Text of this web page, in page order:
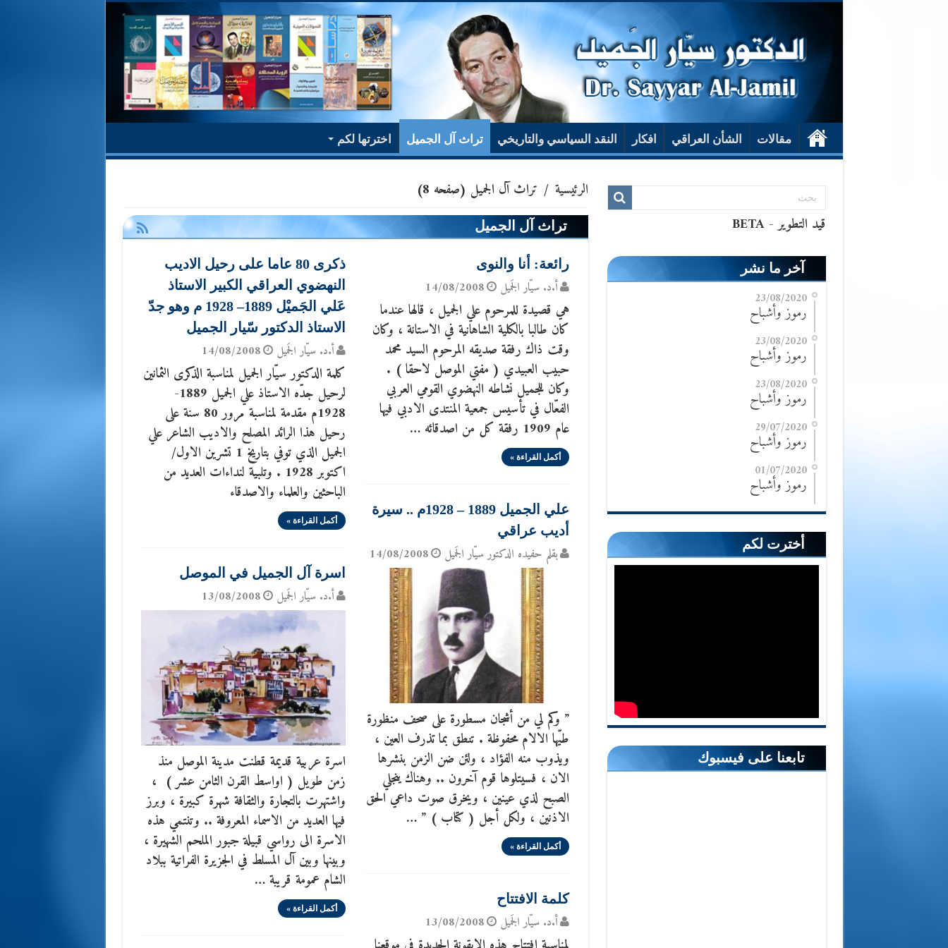
مقالات الشأن العراقي افكار النقد السياسي والتاريخي تراث آل الجميل اخترتها لكم
الرئيسية / تراث آل الجميل (صفحه 8)
تراث آل الجميل
رائعة: أنا والنوى
أ.د. سيّار الجَميل 14/08/2008
هي قصيدة للمرحوم علي الجميل ، قالها عندما
كان طالبا بالكلية الشاهانية في الاستانة ، وكان
وقت ذاك رفقة صديقه المرحوم السيد محمد
حبيب العبيدي ( مفتي الموصل لاحقا ) .
وكان للجميل نشاطه النهضوي القومي العربي
الفعّال في تأسيس جمعية المنتدى الادبي فيها
عام 1909 رفقة كل من اصدقائه …
أكمل القراءة »
ذكرى 80 عاما على رحيل الاديب
النهضوي العراقي الكبير الاستاذ
عَلي الجَميْل 1889– 1928 م وهو جدّ
الاستاذ الدكتور سّيار الجميل
أ.د. سيّار الجَميل 14/08/2008
كلمة الدكتور سيّار الجميل لمناسبة الذكرى الثمانين
لرحيل جدّه الاستاذ علي الجميل 1889-
1928م مقدمة لمناسبة مرور 80 سنة على
رحيل هذا الرائد المصلح والاديب الشاعر علي
الجميل الذي توفي بتاريخ 1 تشرين الاول/
اكتوبر 1928 . وتلبية لنداءات العديد من
الباحثين والعلماء والاصدقاء
أكمل القراءة »
علي الجميل 1889 – 1928م .. سيرة
أديب عراقي
بقلم حفيده الدكتور سيّار الجَميل 14/08/2008
” وكم لي من أشجان مسطورة على صحف منظورة
طيّها الالام محفوظة . تنطق بما تذرف العين ،
ويذوب منه الفؤاد ، ولئن ضن الزمن بنشرها
الان ، فسيتلوها قوم آخرون .. وهناك ينجلي
الصبح لذي عينين ، ويخرق صوت داعي الحق
الاذنين ، ولكل أجل ( كتاب ) ” …
أكمل القراءة »
اسرة آل الجميل في الموصل
أ.د. سيّار الجَميل 13/08/2008
اسرة عربية قديمة قطنت مدينة الموصل منذ
زمن طويل ( اواسط القرن الثامن عشر ) ،
واشتهرت بالتجارة والثقافة شهرة كبيرة ، وبرز
فيها العديد من الاسماء المعروفة .. وتنتمي هذه
الاسرة الى رواسي قبيلة جبور الملحم الشهيرة ،
وبينها وبين آل المسلط في الجزيرة الفراتية ببلاد
الشام عمومة قريبة …
أكمل القراءة »
كلمة الافتتاح
أ.د. سيّار الجَميل 13/08/2008
آخر ما نشر
23/08/2020
رموز وأشباح
23/08/2020
رموز وأشباح
23/08/2020
رموز وأشباح
29/07/2020
رموز وأشباح
01/07/2020
رموز وأشباح
أخترت لكم
تابعنا على فيسبوك